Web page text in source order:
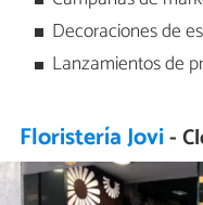
Decoraciones de
Lanzamientos de
Floristería Jovi-